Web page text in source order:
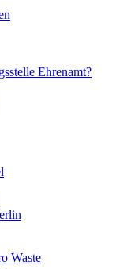
Ehrenamt?
Waste